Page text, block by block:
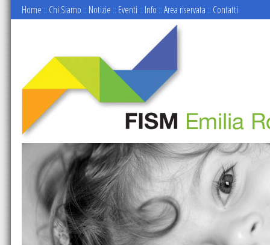
Home :: Chi Siamo :: Notizie :: Eventi :: Info ::Area riservata :: Contatti